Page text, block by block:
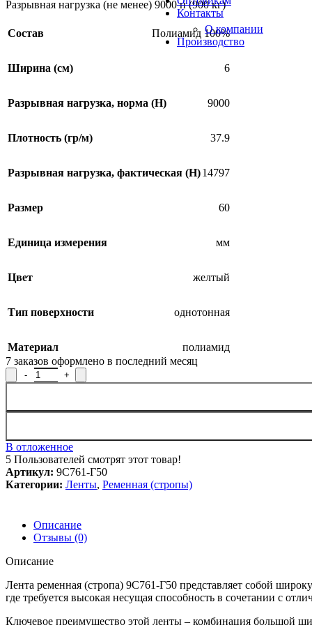
Контакты
О компании
Производство
Разрывная нагрузка (не менее) 9000 н (900 кг)
Состав Полиамид 100%
Ширина (см) 6
Разрывная нагрузка, норма (H) 9000
Плотность (гр/м) 37.9
Разрывная нагрузка, фактическая (H)14797
Размер 60
Единица измерения мм
Цвет желтый
Тип поверхности однотонная
Материал
полиамид
7 заказов оформлено в последний месяц
Количество товара Лента ременная 9С761-Г50, ширина 6 см
В отложенное
5 Пользователей смотрят этот товар!
Артикул: 9С761-Г50
Категории: Ленты, Ременная (стропы)
Описание
Отзывы (0)
Описание
Лента ременная (стропа) 9С761-Г50 представляет собой
где требуется высокая несущая способность в сочетании с
Ключевое преимущество этой ленты – комбинация большой